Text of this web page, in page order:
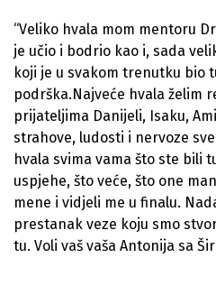
“Veliko hvala mom mentoru
je učio i bodrio kao i, sada
koji je u svakom trenutku bio
podrška.Najveće hvala želim
prijateljima Danijeli, Isaku,
strahove, ludosti i nervoze
hvala svima vama što ste bili
uspjehe, što veće, što one
mene i vidjeli me u finalu.
prestanak veze koju smo
tu. Voli vaš vaša Antonija sa